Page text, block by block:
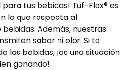
tus bebidas! Tuf-Flex® es
lo que respecta al
Además, nuestras
sabor ni olor. Si te
las bebidas, ¡es una situación
ganando!